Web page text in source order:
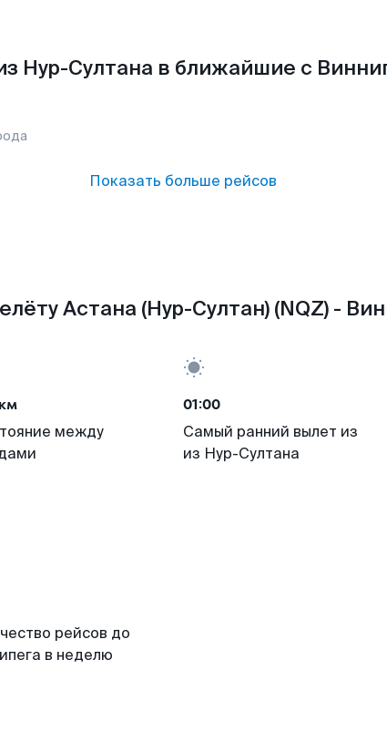
Нур-Султана в ближайшие с
Показать больше рейсов
Астана (Нур-Султан) (NQZ) -
между
01:00
Самый ранний вылет из
из Нур-Султана
рейсов до
в неделю